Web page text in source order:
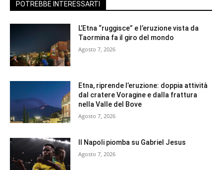
POTREBBE INTERESSARTI
L’Etna “ruggisce” e l’eruzione vista da
Taormina fa il giro del mondo
Agosto 7, 2026
Etna, riprende l’eruzione: doppia attività
dal cratere Voragine e dalla frattura
nella Valle del Bove
Agosto 7, 2026
Il Napoli piomba su Gabriel Jesus
Agosto 7, 2026